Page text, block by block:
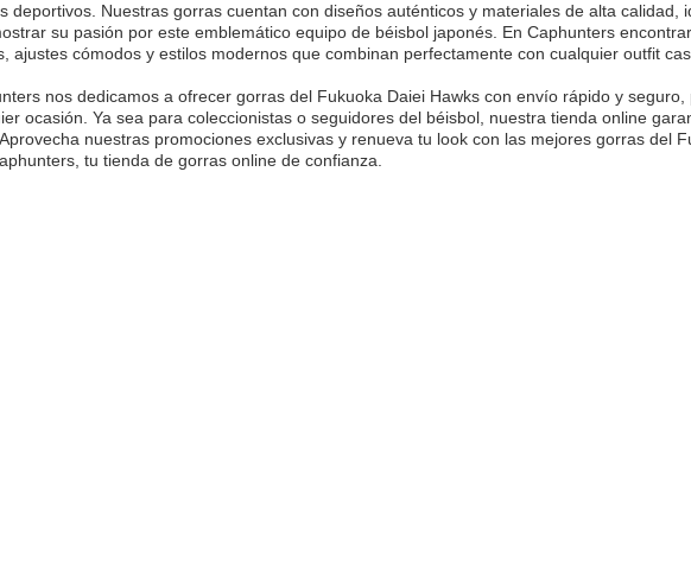
deportivos. Nuestras gorras cuentan con diseños auténticos y materiales de alta calidad,
su pasión por este emblemático equipo de béisbol japonés. En Caphunters
ajustes cómodos y estilos modernos que combinan perfectamente con cualquier outfit
nos dedicamos a ofrecer gorras del Fukuoka Daiei Hawks con envío rápido y
ocasión. Ya sea para coleccionistas o seguidores del béisbol, nuestra tienda online
nuestras promociones exclusivas y renueva tu look con las mejores gorras del
tu tienda de gorras online de confianza.